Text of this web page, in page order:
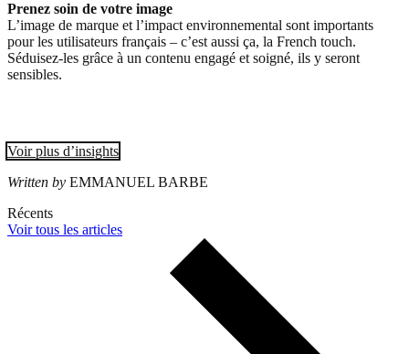
Prenez soin de votre image
L’image de marque et l’impact environnemental sont importants
pour les utilisateurs français – c’est aussi ça, la French touch.
Séduisez-les grâce à un contenu engagé et soigné, ils y seront
sensibles.
Voir plus d’insights
Written by EMMANUEL BARBE
Récents
Voir tous les articles